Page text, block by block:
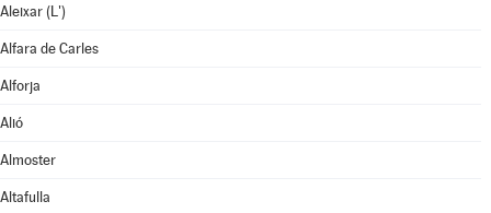
Aleixar (L')
Alfara de Carles
Alforja
Alió
Almoster
Altafulla